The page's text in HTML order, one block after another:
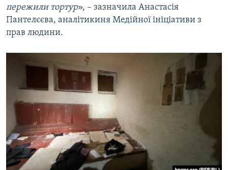
пережили тортур», – зазначила Анастасія
Пантелєєва, аналітикиня Медійної ініціативи з
прав людини.